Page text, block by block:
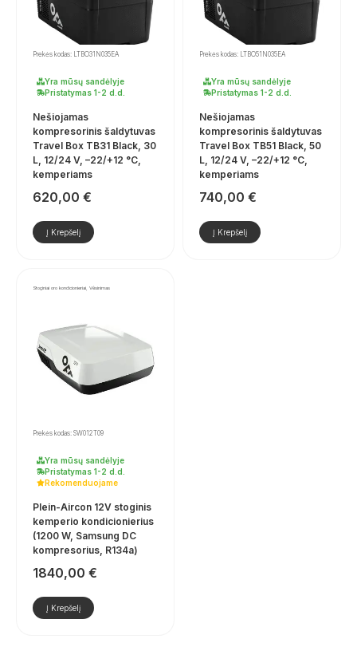
Prekės kodas: LTBO31N035EA
Yra mūsų sandėlyje
Pristatymas 1-2 d.d.
Nešiojamas
kompresorinis šaldytuvas
Travel Box TB31 Black, 30
L, 12/24 V, –22/+12 °C,
kemperiams
620,00 €
Į Krepšelį
Prekės kodas: LTBO51N035EA
Yra mūsų sandėlyje
Pristatymas 1-2 d.d.
Nešiojamas
kompresorinis šaldytuvas
Travel Box TB51 Black, 50
L, 12/24 V, –22/+12 °C,
kemperiams
740,00 €
Į Krepšelį
Stoginiai oro kondicionieriai, Vėsinimas
Prekės kodas: SW012T09
Yra mūsų sandėlyje
Pristatymas 1-2 d.d.
Rekomenduojame
Plein-Aircon 12V stoginis
kemperio kondicionierius
(1200 W, Samsung DC
kompresorius, R134a)
1840,00 €
Į Krepšelį